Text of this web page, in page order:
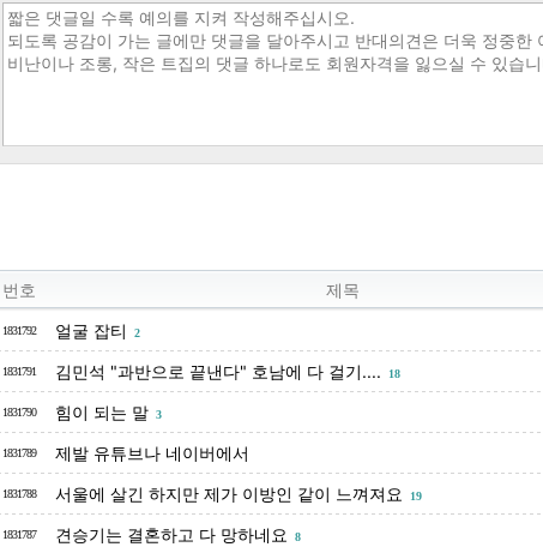
번호 제목
1831792 얼굴 잡티 2
1831791 김민석 "과반으로 끝낸다" 호남에 다 걸기.... 18
1831790 힘이 되는 말 3
1831789 제발 유튜브나 네이버에서
1831788 서울에 살긴 하지만 제가 이방인 같이 느껴져요 19
1831787 견승기는 결혼하고 다 망하네요 8